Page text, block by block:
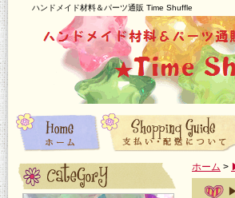
ハンドメイド材料＆パーツ通販 Time Shuffle
ホーム >